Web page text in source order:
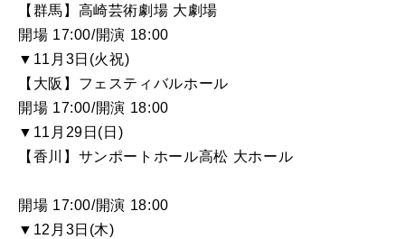
【群馬】高崎芸術劇場 大劇場
開場 17:00/開演 18:00
▼11月3日(火祝)
【大阪】フェスティバルホール
開場 17:00/開演 18:00
▼11月29日(日)
【香川】サンポートホール高松 大ホール
開場 17:00/開演 18:00
▼12月3日(木)